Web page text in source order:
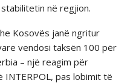
në regjion.
Kosovës janë ngritur
vendosi taksën 100 për
– një reagim për
INTERPOL, pas lobimit të